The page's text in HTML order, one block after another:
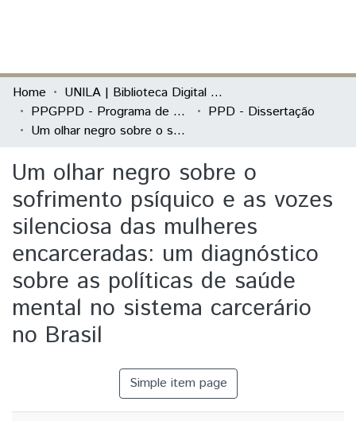
Communities & Collections
All of DSpace
Home
UNILA | Biblioteca Digital de Dissertações e Teses
PPGPPD - Programa de Pós-Graduação em Políticas Públicas e Desenvolvimento
PPD - Dissertação
Um olhar negro sobre o sofrimento psíquico e as vozes silenciosa das mulheres encarceradas: um diagnóstico sobre as políticas de saúde mental no sistema carcerário no Brasil
Um olhar negro sobre o
sofrimento psíquico e as vozes
silenciosa das mulheres
encarceradas: um diagnóstico
sobre as políticas de saúde
mental no sistema carcerário
no Brasil
Simple item page